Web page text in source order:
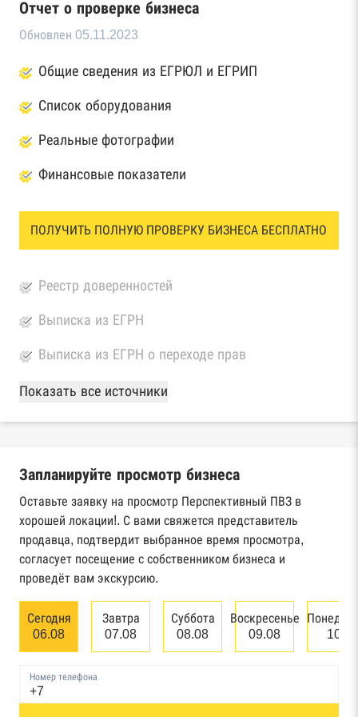
Отчет о проверке бизнеса
Обновлен 05.11.2023
Общие сведения из ЕГРЮЛ и ЕГРИП
Список оборудования
Реальные фотографии
Финансовые показатели
ПОЛУЧИТЬ ПОЛНУЮ ПРОВЕРКУ БИЗНЕСА БЕСПЛАТНО
Реестр доверенностей
Выписка из ЕГРН
Выписка из ЕГРН о переходе прав
База Росстата
Реестры ЕГРЮЛ и ЕГРИП Федеральной
Реестр государственных контрактов
Федерального казначейства
Картотека арбитражных дел Высшего
арбитражного суда
Единый федеральный реестр сведений о
банкротстве юридических лиц
Реестр товарных знаков и знаков обслуживания
Показать все источники
Запланируйте просмотр бизнеса
Оставьте заявку на просмотр Перспективный ПВЗ в
хорошей локации!. С вами свяжется представитель
продавца, подтвердит выбранное время просмотра,
согласует посещение с собственником бизнеса и
проведёт вам экскурсию.
Сегодня
06.08
Завтра
07.08
Суббота
08.08
Воскресенье
09.08
10.08
Номер телефона